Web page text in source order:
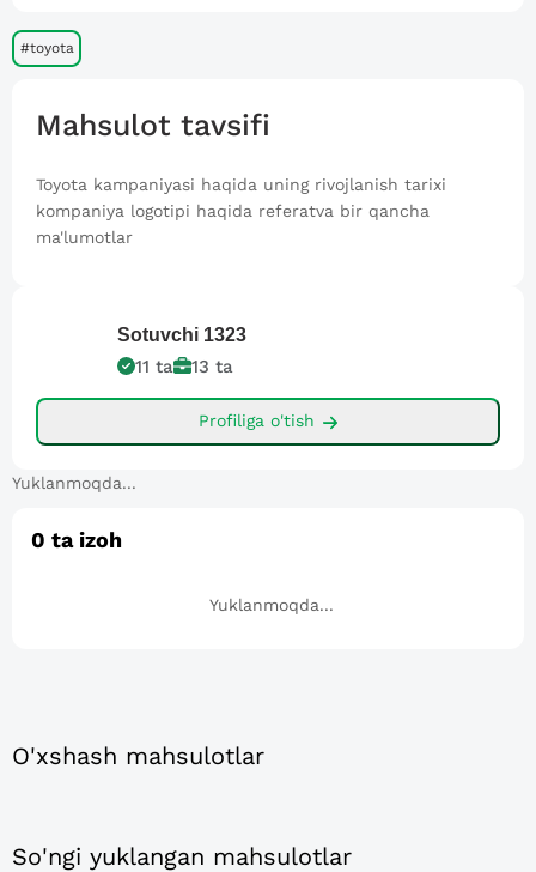
#toyota
Mahsulot tavsifi
Toyota kampaniyasi haqida uning rivojlanish tarixi
kompaniya logotipi haqida referatva bir qancha
ma'lumotlar
Sotuvchi 1323
11 ta 13 ta
Profiliga o'tish
Yuklanmoqda...
0 ta izoh
Yuklanmoqda...
O'xshash mahsulotlar
So'ngi yuklangan mahsulotlar